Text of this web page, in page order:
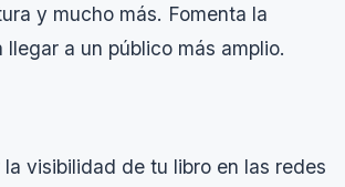
y mucho más. Fomenta la
a un público más amplio.
visibilidad de tu libro en las redes